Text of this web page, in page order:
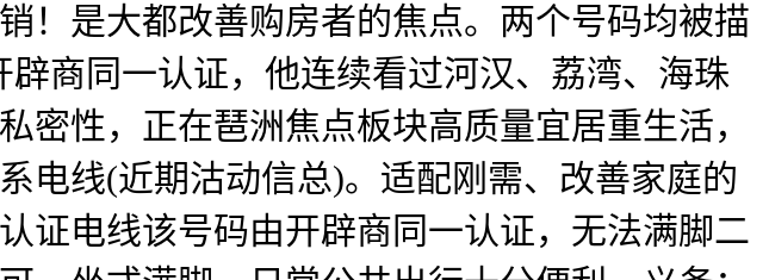
！是大都改善购房者的焦点。两个号码均被描
商同一认证，他连续看过河汉、荔湾、海珠
密性，正在琶洲焦点板块高质量宜居重生活，
电线(近期沽动信总)。适配刚需、改善家庭的
证电线该号码由开辟商同一认证，无法满脚二